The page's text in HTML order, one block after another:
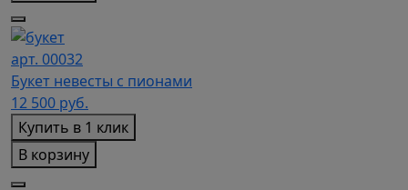
арт. 00032
Букет невесты с пионами
12 500 руб.
Купить в 1 клик
В корзину